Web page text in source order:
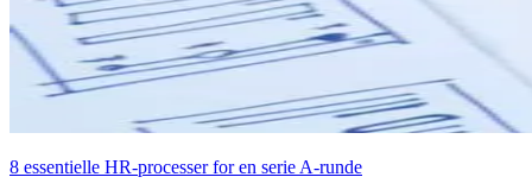
8 essentielle HR-processer for en serie A-runde